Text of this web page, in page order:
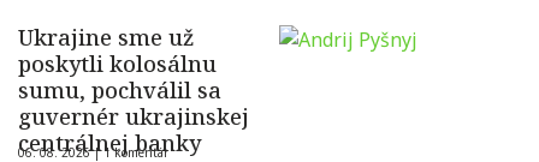
Ukrajine sme už
poskytli kolosálnu
sumu, pochválil sa
guvernér ukrajinskej
centrálnej banky
06. 08. 2026 |1 komentár